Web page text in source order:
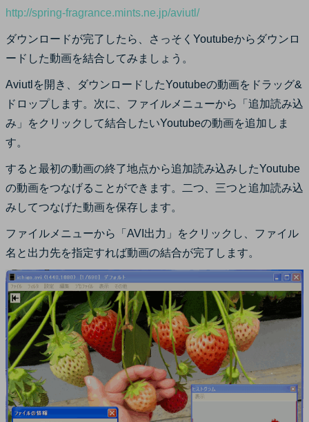
http://spring-fragrance.mints.ne.jp/aviutl/
ダウンロードが完了したら、さっそくYoutubeからダウンロ
ードした動画を結合してみましょう。
Aviutlを開き、ダウンロードしたYoutubeの動画をドラッグ&
ドロップします。次に、ファイルメニューから「追加読み込
み」をクリックして結合したいYoutubeの動画を追加しま
す。
すると最初の動画の終了地点から追加読み込みしたYoutube
の動画をつなげることができます。二つ、三つと追加読み込
みしてつなげた動画を保存します。
ファイルメニューから「AVI出力」をクリックし、ファイル
名と出力先を指定すれば動画の結合が完了します。